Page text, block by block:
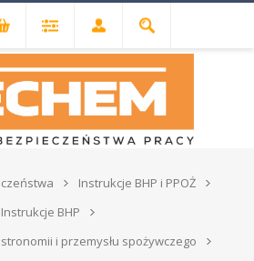
Instrukcje BHP i PPOŻ
Instrukcje BHP
i przemysłu spożywczego